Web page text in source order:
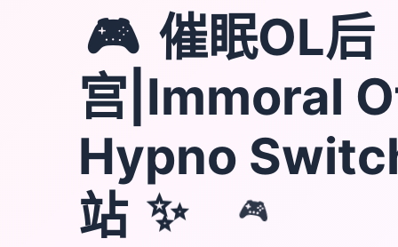
🎮
🎮 催眠OL后
宫|Immoral
Hypno
站 ✨